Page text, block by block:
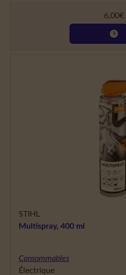
6,00€
STIHL
Multispray, 400 ml
Consommables
Électrique